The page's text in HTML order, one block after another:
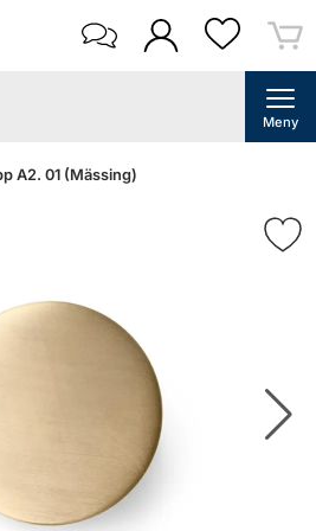
Meny
A2. 01 (Mässing)